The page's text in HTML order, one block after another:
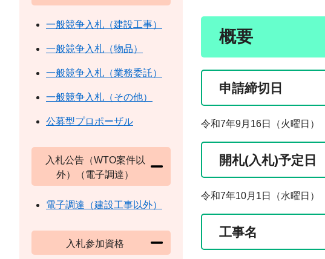
概要
申請締切日
令和7年9月16日（火曜日）
開札(入札)予定日
令和7年10月1日（水曜日）
工事名
一般競争入札（建設工事）
一般競争入札（物品）
一般競争入札（業務委託）
一般競争入札（その他）
公募型プロポーザル
入札公告（WTO案件以
外）（電子調達）
電子調達（建設工事以外）
入札参加資格